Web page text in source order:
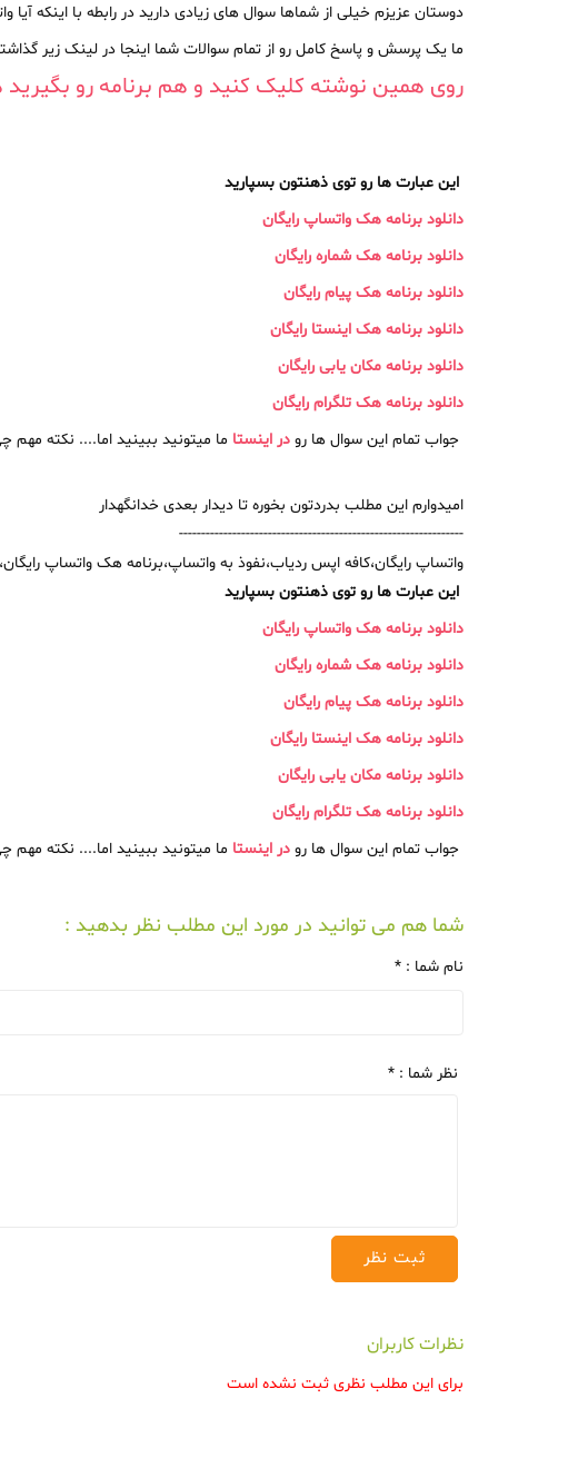
دوستان عزیزم خیلی از شماها سوال های زیادی دارید در رابطه با اینکه
ما یک پرسش و پاسخ کامل رو از تمام سوالات شما اینجا در لینک زیر
روی همین نوشته کلیک کنید و هم برنامه رو بگیرید
دانلود برنامه هک واتساپ رایگان
دانلود برنامه هک شماره رایگان
دانلود برنامه هک پیام رایگان
دانلود برنامه هک اینستا رایگان
دانلود برنامه مکان یابی رایگان
دانلود برنامه هک تلگرام رایگان
جواب تمام این سوال ها رو در اینستا
امیدوارم این مطلب بدردتون بخوره تا دیدار بعدی خدانگهدار
----------------------------------------------------------------
واتساپ رایگان،کافه اپس ردیاب،نفوذ به واتساپ،برنامه هک واتساپ
دانلود برنامه هک واتساپ رایگان
دانلود برنامه هک شماره رایگان
دانلود برنامه هک پیام رایگان
دانلود برنامه هک اینستا رایگان
دانلود برنامه مکان یابی رایگان
دانلود برنامه هک تلگرام رایگان
جواب تمام این سوال ها رو در اینستا
شما هم می توانید در مورد این مطلب نظر بدهید :
نام شما : *
نظر شما : *
نظرات کاربران
برای این مطلب نظری ثبت نشده است